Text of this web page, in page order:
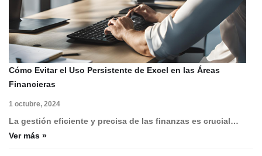
Cómo Evitar el Uso Persistente de Excel en las Áreas
Financieras
1 octubre, 2024
La gestión eficiente y precisa de las finanzas es crucial…
Ver más »